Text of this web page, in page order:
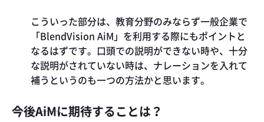
こういった部分は、教育分野のみならず一般企業で
「BlendVision AiM」を利用する際にもポイントと
なるはずです。口頭での説明ができない時や、十分
な説明がされていない時は、ナレーションを入れて
補うというのも一つの方法かと思います。
今後AiMに期待することは？